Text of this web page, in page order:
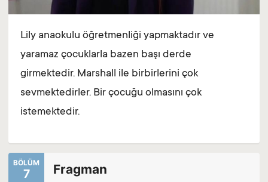
Lily anaokulu öğretmenliği yapmaktadır ve
yaramaz çocuklarla bazen başı derde
girmektedir. Marshall ile birbirlerini çok
sevmektedirler. Bir çocuğu olmasını çok
istemektedir.
BÖLÜM
7 Fragman